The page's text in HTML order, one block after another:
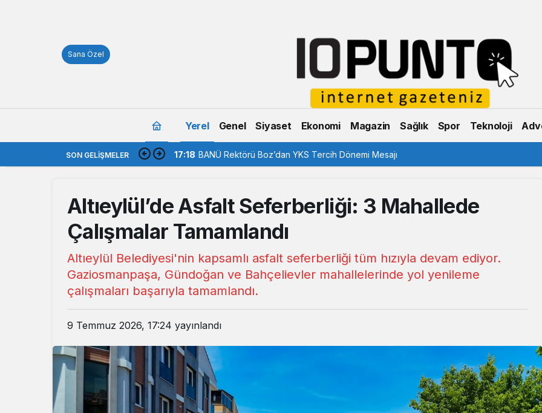
Sana Özel
Yerel Genel Siyaset Ekonomi Magazin Sağlık Spor Teknoloji
SON GELIŞMELER 17:16 Savaştepe’de GSB Yaz Spor Okulları Büyük İlgi Gördü
Altıeylül’de Asfalt Seferberliği: 3 Mahallede
Çalışmalar Tamamlandı
Altıeylül Belediyesi'nin kapsamlı asfalt seferberliği tüm hızıyla devam ediyor.
Gaziosmanpaşa, Gündoğan ve Bahçelievler mahallelerinde yol yenileme
çalışmaları başarıyla tamamlandı.
9 Temmuz 2026, 17:24 yayınlandı